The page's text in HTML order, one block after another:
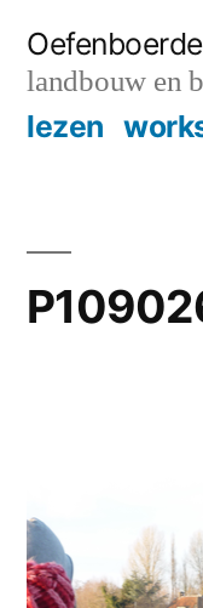
content
landbouw en
lezen